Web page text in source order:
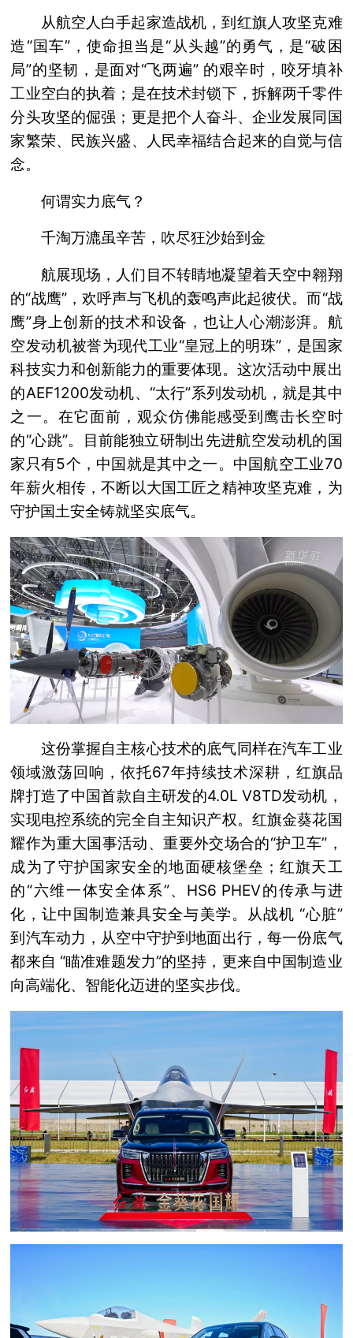
从航空人白手起家造战机，到红旗人攻坚克难
造“国车”，使命担当是“从头越”的勇气，是“破困
局”的坚韧，是面对“飞两遍” 的艰辛时，咬牙填补
工业空白的执着；是在技术封锁下，拆解两千零件
分头攻坚的倔强；更是把个人奋斗、企业发展同国
家繁荣、民族兴盛、人民幸福结合起来的自觉与信
念。
何谓实力底气？
千淘万漉虽辛苦，吹尽狂沙始到金
航展现场，人们目不转睛地凝望着天空中翱翔
的“战鹰”，欢呼声与飞机的轰鸣声此起彼伏。而“战
鹰”身上创新的技术和设备，也让人心潮澎湃。航
空发动机被誉为现代工业“皇冠上的明珠”，是国家
科技实力和创新能力的重要体现。这次活动中展出
的AEF1200发动机、“太行”系列发动机，就是其中
之一。在它面前，观众仿佛能感受到鹰击长空时
的“心跳”。目前能独立研制出先进航空发动机的国
家只有5个，中国就是其中之一。中国航空工业70
年薪火相传，不断以大国工匠之精神攻坚克难，为
守护国土安全铸就坚实底气。
这份掌握自主核心技术的底气同样在汽车工业
领域激荡回响，依托67年持续技术深耕，红旗品
牌打造了中国首款自主研发的4.0L V8TD发动机，
实现电控系统的完全自主知识产权。红旗金葵花国
耀作为重大国事活动、重要外交场合的“护卫车”，
成为了守护国家安全的地面硬核堡垒；红旗天工
的“六维一体安全体系”、HS6 PHEV的传承与进
化，让中国制造兼具安全与美学。从战机 “心脏”
到汽车动力，从空中守护到地面出行，每一份底气
都来自 “瞄准难题发力”的坚持，更来自中国制造业
向高端化、智能化迈进的坚实步伐。